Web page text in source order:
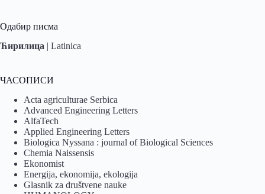
Одабир писма
Ћирилица | Latinica
ЧАСОПИСИ
Acta agriculturae Serbica
Advanced Engineering Letters
AlfaTech
Applied Engineering Letters
Biologica Nyssana : journal of Biological Sciences
Chemia Naissensis
Ekonomist
Energija, ekonomija, ekologija
Glasnik za društvene nauke